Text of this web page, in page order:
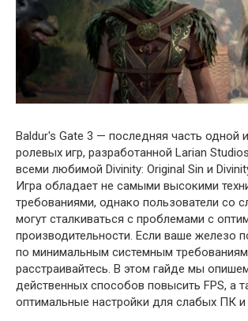
Baldur's Gate 3 — последняя часть одной
ролевых игр, разработанной Larian
всеми любимой Divinity: Original Sin и
Игра обладает не самыми высокими
требованиями, однако пользователи со
могут сталкиваться с проблемами с
производительности. Если ваше железо
по минимальным системным
расстраивайтесь. В этом гайде мы
действенных способов повысить FPS, а
оптимальные настройки для слабых ПК и